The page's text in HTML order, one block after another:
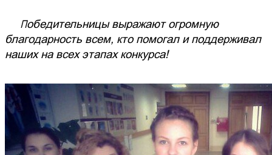
Победительницы выражают огромную
благодарность всем, кто помогал и поддерживал
наших на всех этапах конкурса!